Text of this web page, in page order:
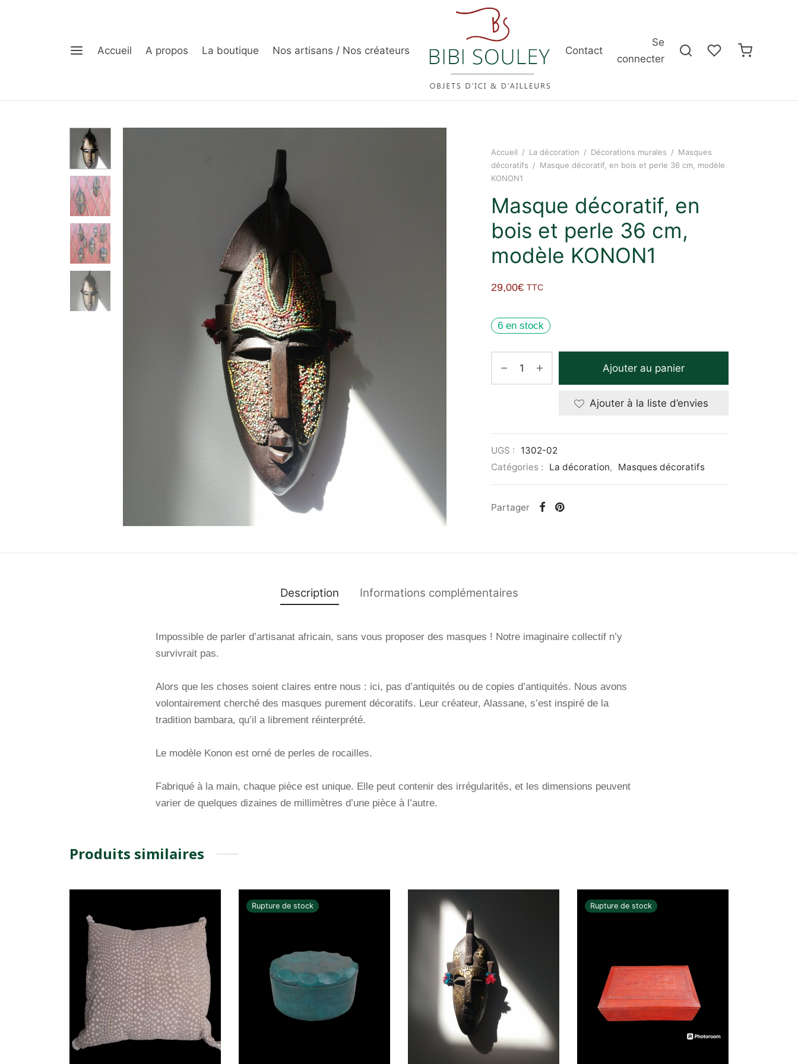
Accueil A propos La boutique Nos artisans / Nos créateurs Contact
Se
connecter
Accueil / La décoration / Décorations murales / Masques
décoratifs / Masque décoratif, en bois et perle 36 cm, modèle
KONON1
Masque décoratif, en
bois et perle 36 cm,
modèle KONON1
29,00€ TTC
6 en stock
Ajouter au panier
Ajouter à la liste d’envies
UGS :
1302-02
Catégories :
La décoration, Masques décoratifs
Partager
Description Informations complémentaires
Impossible de parler d’artisanat africain, sans vous proposer des masques ! Notre imaginaire collectif n’y
survivrait pas.
Alors que les choses soient claires entre nous : ici, pas d’antiquités ou de copies d’antiquités. Nous avons
volontairement cherché des masques purement décoratifs. Leur créateur, Alassane, s’est inspiré de la
tradition bambara, qu’il a librement réinterprété.
Le modèle Konon est orné de perles de rocailles.
Fabriqué à la main, chaque pièce est unique. Elle peut contenir des irrégularités, et les dimensions peuvent
varier de quelques dizaines de millimètres d’une pièce à l’autre.
Produits similaires
Rupture de stock Rupture de stock